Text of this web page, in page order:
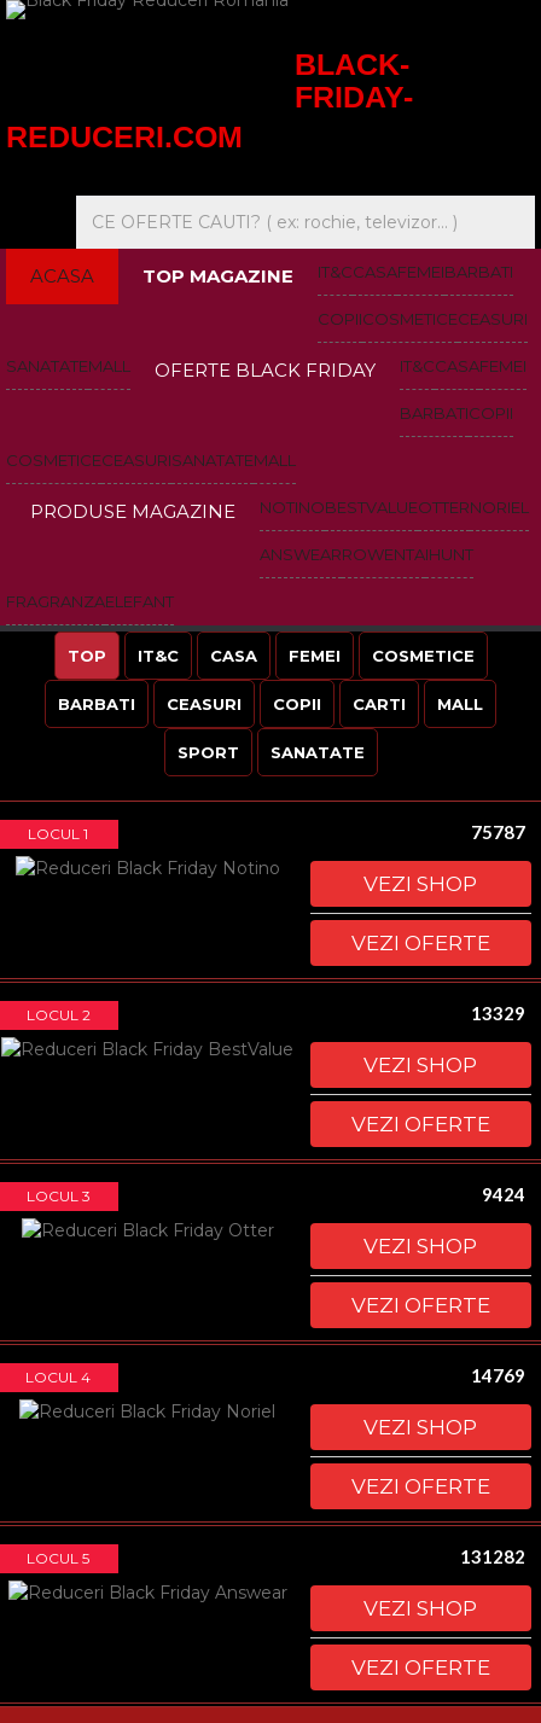
BLACK-
FRIDAY-
REDUCERI.COM
ACASA TOP MAGAZINE IT&CCASAFEMEIBARBATI
COPIICOSMETICECEASURI
SANATATEMALL OFERTE BLACK FRIDAY IT&CCASAFEMEI
BARBATICOPII
COSMETICECEASURISANATATEMALL
PRODUSE MAGAZINE NOTINOBESTVALUEOTTERNORIEL
ANSWEARROWENTAIHUNT
FRAGRANZAELEFANT
TOP IT&C CASA FEMEI COSMETICE
BARBATI CEASURI COPII CARTI MALL
SPORT SANATATE
LOCUL 1 75787
VEZI SHOP
VEZI OFERTE
LOCUL 2 13329
VEZI SHOP
VEZI OFERTE
LOCUL 3 9424
VEZI SHOP
VEZI OFERTE
LOCUL 4 14769
VEZI SHOP
VEZI OFERTE
LOCUL 5 131282
VEZI SHOP
VEZI OFERTE